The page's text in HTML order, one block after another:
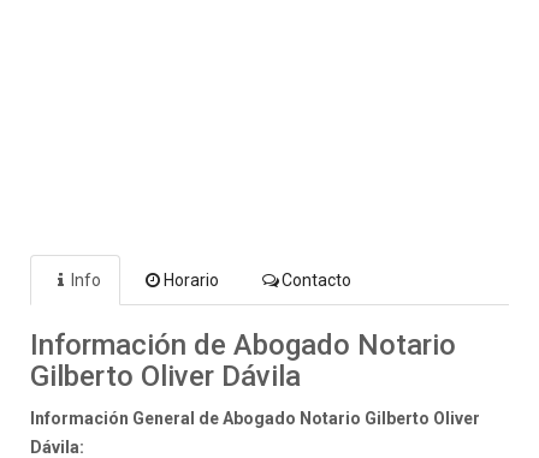
Info Horario Contacto
Información de Abogado Notario
Gilberto Oliver Dávila
Información General de Abogado Notario Gilberto Oliver
Dávila: